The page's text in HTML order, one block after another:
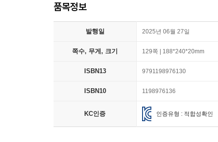
품목정보
발행일 2025년 06월 27일
쪽수, 무게, 크기 129쪽 | 188*240*20mm
ISBN13 9791198976130
ISBN10 1198976136
KC인증 인증유형 : 적합성확인